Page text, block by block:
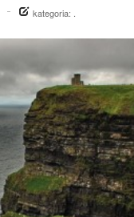
kategoria: .